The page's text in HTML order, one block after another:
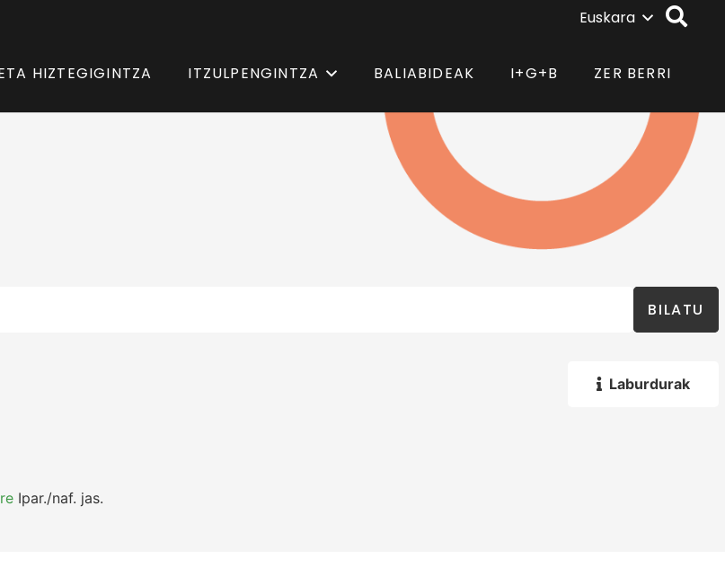
Euskara
HIZTEGIGINTZA ITZULPENGINTZA BALIABIDEAK I+G+B ZER BERRI
BILATU
Laburdurak
Ipar./naf. jas.